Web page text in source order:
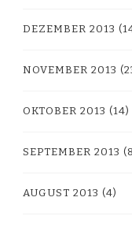
DEZEMBER 2013
NOVEMBER 2013
OKTOBER 2013 (14)
SEPTEMBER 2013
AUGUST 2013 (4)